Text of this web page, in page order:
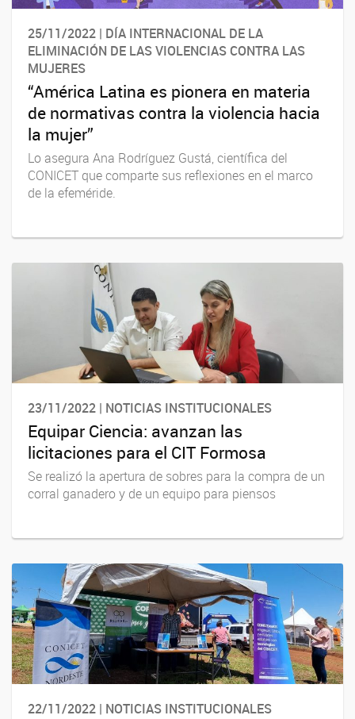
25/11/2022 | DÍA INTERNACIONAL DE LA
ELIMINACIÓN DE LAS VIOLENCIAS CONTRA LAS
MUJERES
“América Latina es pionera en materia
de normativas contra la violencia hacia
la mujer”
Lo asegura Ana Rodríguez Gustá, científica del
CONICET que comparte sus reflexiones en el marco
de la efeméride.
23/11/2022 | NOTICIAS INSTITUCIONALES
Equipar Ciencia: avanzan las
licitaciones para el CIT Formosa
Se realizó la apertura de sobres para la compra de un
corral ganadero y de un equipo para piensos
22/11/2022 | NOTICIAS INSTITUCIONALES